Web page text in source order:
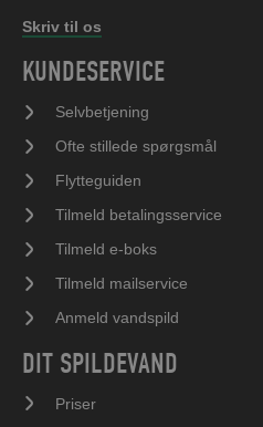
Skriv til os
KUNDESERVICE
Selvbetjening
Ofte stillede spørgsmål
Flytteguiden
Tilmeld betalingsservice
Tilmeld e-boks
Tilmeld mailservice
Anmeld vandspild
DIT SPILDEVAND
Priser